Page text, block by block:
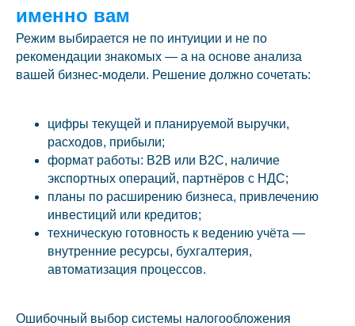
именно вам
Режим выбирается не по интуиции и не по
рекомендации знакомых — а на основе анализа
вашей бизнес-модели. Решение должно сочетать:
цифры текущей и планируемой выручки,
расходов, прибыли;
формат работы: B2B или B2C, наличие
экспортных операций, партнёров с НДС;
планы по расширению бизнеса, привлечению
инвестиций или кредитов;
техническую готовность к ведению учёта —
внутренние ресурсы, бухгалтерия,
автоматизация процессов.
Ошибочный выбор системы налогообложения